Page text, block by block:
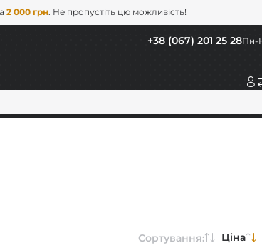
2 000 грн. Не пропустіть цю можливість!
Пн-
+38 (067) 201 25 28
Сортування: Ціна